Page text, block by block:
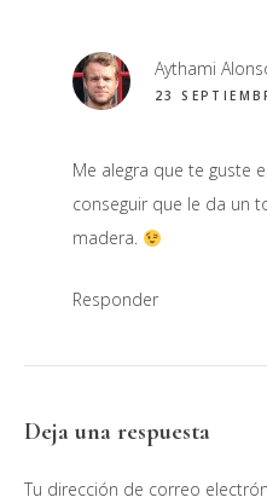
Aythami
23
Me alegra que te guste
conseguir que le da un
madera.
Responder
Deja una respuesta
Tu dirección de correo